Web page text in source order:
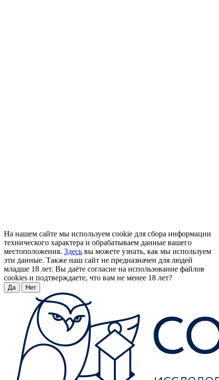
На нашем сайте мы используем cookie для сбора информации
технического характера и обрабатываем данные вашего
местоположения. Здесь вы можете узнать, как мы используем
эти данные. Также наш сайт не предназначен для людей
младше 18 лет. Вы даёте согласие на использование файлов
cookies и подтверждаете, что вам не менее 18 лет?
Да Нет